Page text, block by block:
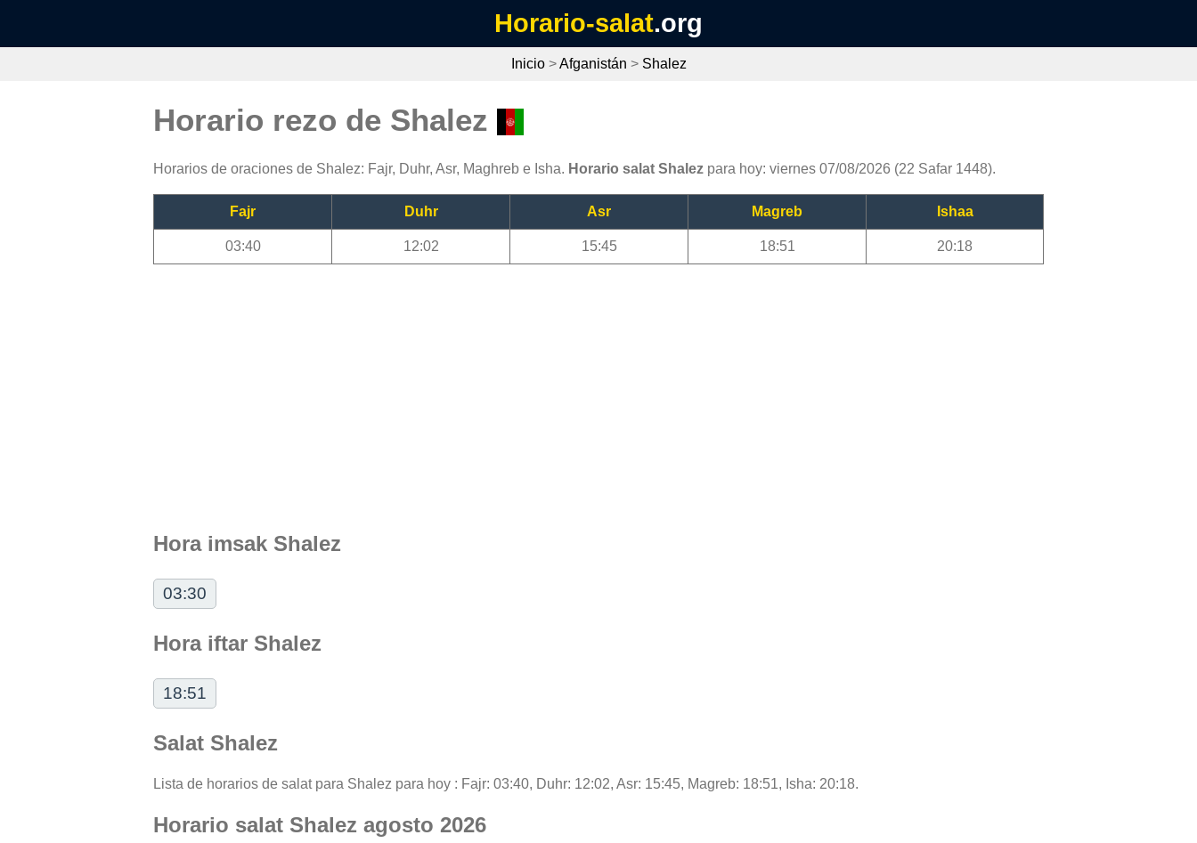
Horario-salat.org
Inicio>Afganistán > Shalez
Horario rezo de Shalez
Horarios de oraciones de Shalez: Fajr, Duhr, Asr, Maghreb e Isha. Horario salat Shalez para hoy: viernes 07/08/2026 (22 Safar 1448).
Fajr Duhr Asr Magreb Ishaa
03:40 12:02 15:45 18:51 20:18
Hora imsak Shalez
03:30
Hora iftar Shalez
18:51
Salat Shalez
Lista de horarios de salat para Shalez para hoy : Fajr: 03:40, Duhr: 12:02, Asr: 15:45, Magreb: 18:51, Isha: 20:18.
Horario salat Shalez agosto 2026